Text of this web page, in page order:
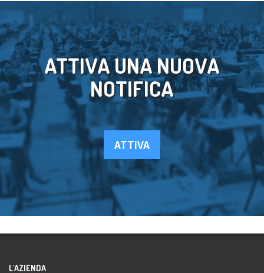
ATTIVA UNA NUOVA
NOTIFICA
ATTIVA
L'AZIENDA